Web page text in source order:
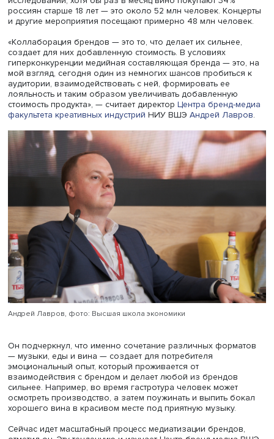
Екатерина Касперович, фото: Высшая школа экономики
В 2022 году Росстат зафиксировал рост ресторанного
на 4,7%. Оборот ресторанов, кафе, баров составил 2,2
рублей. В первом квартале 2023 года российские
отбили 87 млн чеков. С уходом зарубежных брендов
российских вин на рынке превысила 50%. По данным
аналитического центра Национального агентства
исследований, хотя бы раз в месяц вино покупают 34%
россиян старше 18 лет — это около 52 млн человек.
и другие мероприятия посещают примерно 48 млн
«Коллаборация брендов — это то, что делает их
создает для них добавленную стоимость. В условиях
гиперконкуренции медийная составляющая бренда —
мой взгляд, сегодня один из немногих шансов
аудитории, взаимодействовать с ней, формировать ее
лояльность и таким образом увеличивать добавленную
стоимость продукта», — считает директорЦентра
факультета креативных индустрийНИУ ВШЭ Андрей